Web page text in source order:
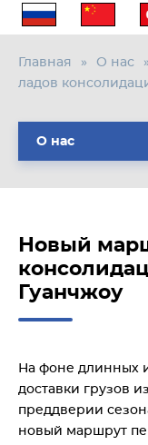
Главная О нас
ладов
О нас
Новый
Гуанчжоу
На фоне длинных
доставки грузов
преддверии
новый маршрут